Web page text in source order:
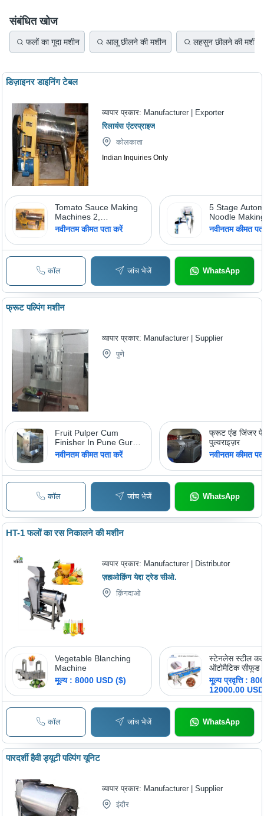
संबंधित खोज
फलों का गूदा मशीन आलू छीलने की मशीन लहसुन छीलने की मशीन
डिज़ाइनर डाइनिंग टेबल
व्यापार प्रकार: Manufacturer | Exporter
रिलायंस एंटरप्राइज
कोलकाता
Indian Inquiries Only
Tomato Sauce Making
Machines 2,
Usage/Application:
नवीनतम कीमत पता करें
5 Stage
Noodle
Machine,
Industrial
नवीनतम कीमत
कॉल जांच भेजें WhatsApp
फ्रूट पल्पिंग मशीन
व्यापार प्रकार: Manufacturer | Supplier
पुणे
Fruit Pulper Cum
Finisher In Pune Guru
Engineers, Mesh Size:
नवीनतम कीमत पता करें
फ्रूट एंड जिंजर
पुल्वराइज़र
नवीनतम कीमत
कॉल जांच भेजें WhatsApp
HT-1 फलों का रस निकालने की मशीन
व्यापार प्रकार: Manufacturer | Distributor
ज़हाओक़िंग येद्दा ट्रेड सीओ.
क़िंगदाओ
Vegetable Blanching
Machine
मूल्य : 8000 USD ($)
स्टेनलेस स्टील
ऑटोमैटिक सीफूड
सॉर्टिंग मशीन
मूल्य प्रवृत्ति :
12000.00
कॉल जांच भेजें WhatsApp
पारदर्शी हैवी ड्यूटी पल्पिंग यूनिट
व्यापार प्रकार: Manufacturer | Supplier
इंदौर